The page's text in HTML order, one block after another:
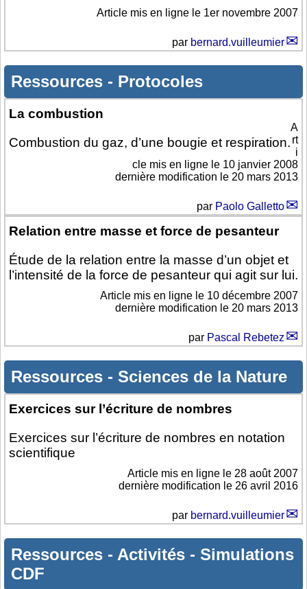
Article mis en ligne le 1er novembre 2007
par bernard.vuilleumier
Ressources - Protocoles
La combustion
Combustion du gaz, d’une bougie et respiration.
A
rt
i
cle mis en ligne le 10 janvier 2008
dernière modification le 20 mars 2013
par Paolo Galletto
Relation entre masse et force de pesanteur
Étude de la relation entre la masse d’un objet et
l’intensité de la force de pesanteur qui agit sur lui.
Article mis en ligne le 10 décembre 2007
dernière modification le 20 mars 2013
par Pascal Rebetez
Ressources - Sciences de la Nature
Exercices sur l’écriture de nombres
Exercices sur l’écriture de nombres en notation
scientifique
Article mis en ligne le 28 août 2007
dernière modification le 26 avril 2016
par bernard.vuilleumier
Ressources - Activités - Simulations
CDF